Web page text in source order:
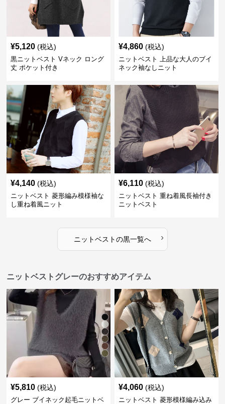
¥5,120 (税込)
黒ニットベスト Vネック ロング
丈 ポケット付き
¥4,860 (税込)
ニットベスト 上品な大人のブイ
ネック袖なしニット
¥4,140 (税込)
ニットベスト 菱形編み模様袖な
し重ね着風ニット
¥6,110 (税込)
ニットベスト 重ね着風長袖付き
ニットベスト
ニットベストの黒一覧へ ›
ニットベストグレーのおすすめアイテム
¥5,810 (税込)
グレー ブイネック起毛ニットベ
¥4,060 (税込)
ニットベスト 菱形模様編み込み